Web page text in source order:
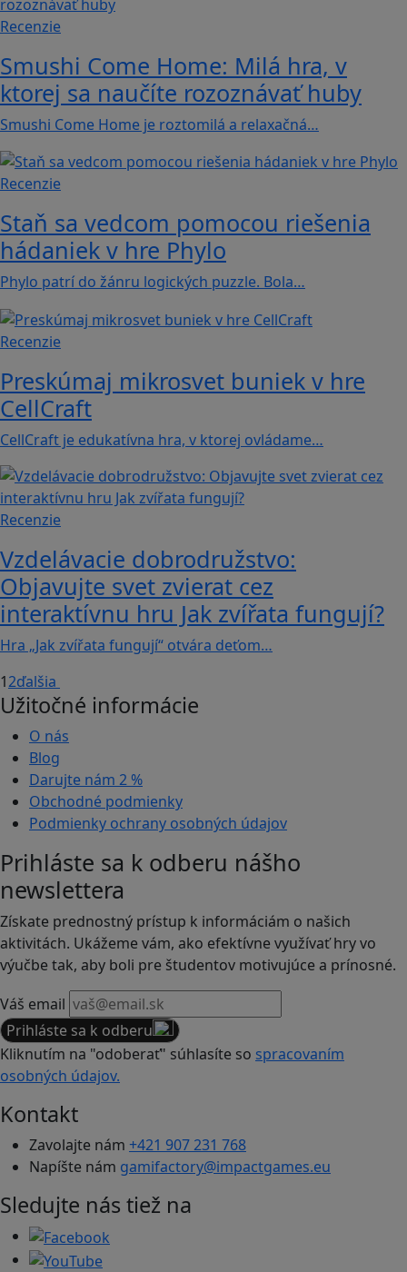
Recenzie
Smushi Come Home: Milá hra, v
ktorej sa naučíte rozoznávať huby
Smushi Come Home je roztomilá a relaxačná…
Recenzie
Staň sa vedcom pomocou riešenia
hádaniek v hre Phylo
Phylo patrí do žánru logických puzzle. Bola…
Recenzie
Preskúmaj mikrosvet buniek v hre
CellCraft
CellCraft je edukatívna hra, v ktorej ovládame…
Recenzie
Vzdelávacie dobrodružstvo:
Objavujte svet zvierat cez
interaktívnu hru Jak zvířata fungují?
Hra „Jak zvířata fungují“ otvára deťom…
12ďalšia
Užitočné informácie
O nás
Blog
Darujte nám 2 %
Obchodné podmienky
Podmienky ochrany osobných údajov
Prihláste sa k odberu nášho
newslettera
Získate prednostný prístup k informáciám o našich
aktivitách. Ukážeme vám, ako efektívne využívať hry vo
výučbe tak, aby boli pre študentov motivujúce a prínosné.
Váš email
Prihláste sa k odberu
Kliknutím na "odoberať" súhlasíte so spracovaním
osobných údajov.
Kontakt
Zavolajte nám +421 907 231 768
Napíšte nám gamifactory@impactgames.eu
Sledujte nás tiež na